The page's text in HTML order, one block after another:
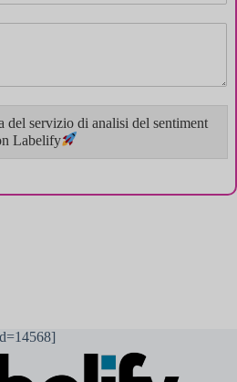
del servizio di analisi del sentiment
Labelify